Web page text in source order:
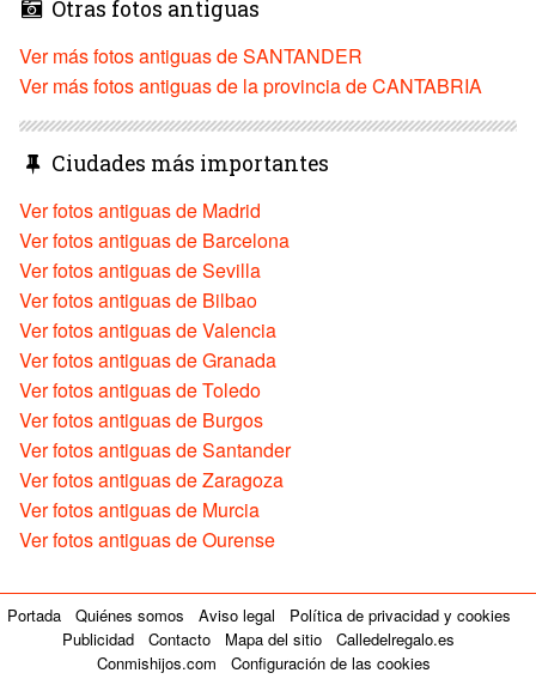
Otras fotos antiguas
Ver más fotos antiguas de SANTANDER
Ver más fotos antiguas de la provincia de CANTABRIA
Ciudades más importantes
Ver fotos antiguas de Madrid
Ver fotos antiguas de Barcelona
Ver fotos antiguas de Sevilla
Ver fotos antiguas de Bilbao
Ver fotos antiguas de Valencia
Ver fotos antiguas de Granada
Ver fotos antiguas de Toledo
Ver fotos antiguas de Burgos
Ver fotos antiguas de Santander
Ver fotos antiguas de Zaragoza
Ver fotos antiguas de Murcia
Ver fotos antiguas de Ourense
Portada Quiénes somos Aviso legal
Política de privacidad y cookies
Publicidad
Contacto Mapa del sitio
Calledelregalo.es
Conmishijos.com
Configuración de las cookies